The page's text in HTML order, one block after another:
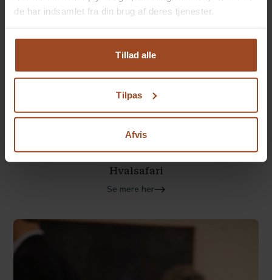
de har indsamlet fra din brug af deres tjenester.
På Severin behandler vi alle dine personlige oplysninger
og data med ansvar og respekt. Læs mere her:
https://severinkursuscenter.dk/privatlivspolitik/
Tillad alle
Tilpas
Afvis
Hvalsafari
Se mere her